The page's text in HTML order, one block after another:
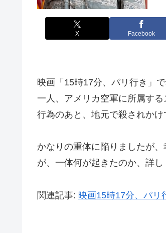
X Facebook
映画「15時17分、パリ行き」
一人、アメリカ空軍に所属す
行為のあと、地元で殺されかけ
かなりの重体に陥りましたが
が、一体何が起きたのか、詳し
関連記事: 映画15時17分、パリ